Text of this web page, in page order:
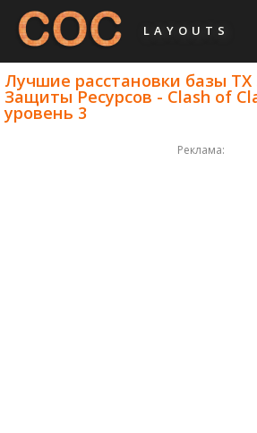
LAYOUTS
Лучшие расстановки базы
Защиты Ресурсов - Clash of
уровень 3
Реклама: